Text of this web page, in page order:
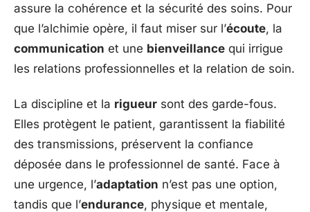
assure la cohérence et la sécurité des soins. Pour
que l’alchimie opère, il faut miser sur l’écoute, la
communication et une bienveillance qui irrigue
les relations professionnelles et la relation de soin.
La discipline et la rigueur sont des garde-fous.
Elles protègent le patient, garantissent la fiabilité
des transmissions, préservent la confiance
déposée dans le professionnel de santé. Face à
une urgence, l’adaptation n’est pas une option,
tandis que l’endurance, physique et mentale,